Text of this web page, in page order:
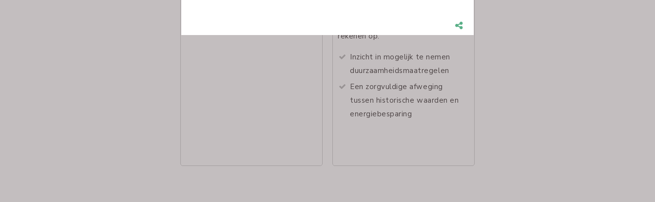
rekenen op:
Inzicht in mogelijk te nemen
duurzaamheidsmaatregelen
Een zorgvuldige afweging
tussen historische waarden en
energiebesparing